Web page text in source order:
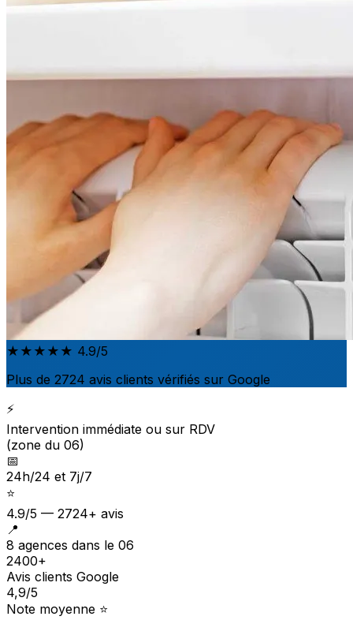
★★★★★ 4.9/5
Plus de 2724 avis clients vérifiés sur Google
⚡
Intervention immédiate ou sur RDV
(zone du 06)
📅
24h/24 et 7j/7
⭐
4.9/5 — 2724+ avis
📍
8 agences dans le 06
2400+
Avis clients Google
4,9/5
Note moyenne ⭐